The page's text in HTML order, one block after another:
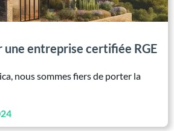
une entreprise certifiée RGE
nous sommes fiers de porter la